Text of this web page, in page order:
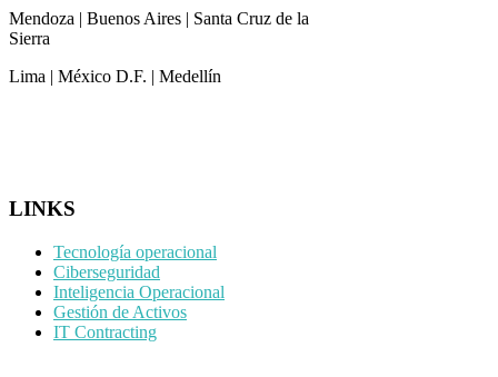
Mendoza | Buenos Aires | Santa Cruz de la
Sierra
Lima | México D.F. | Medellín
LINKS
Tecnología operacional
Ciberseguridad
Inteligencia Operacional
Gestión de Activos
IT Contracting